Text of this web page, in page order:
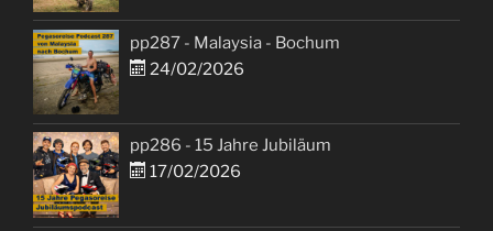
pp287 - Malaysia - Bochum
24/02/2026
pp286 - 15 Jahre Jubiläum
17/02/2026